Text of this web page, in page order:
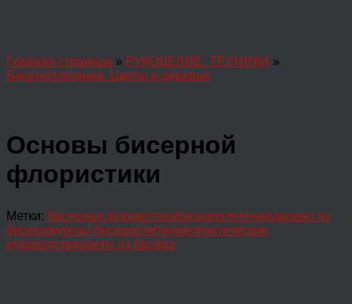
Главная страница » РУКОДЕЛИЕ. ТЕХНИКИ »
Бисероплетение. Цветы и деревья
Основы бисерной
флористики
Метки: бисерная флористикабисероплетениедерево из
бисеражурнал бисероплетениепрактическое
руководствоцветы из бисера